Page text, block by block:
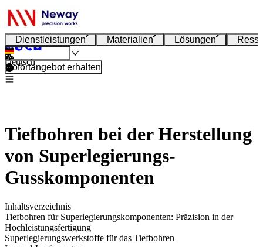
Dienstleistungen Materialien Lösungen
Deutsch
Sofortangebot erhalten
Tiefbohren bei der Herstellung
von Superlegierungs-
Gusskomponenten
Inhaltsverzeichnis
Tiefbohren für Superlegierungskomponenten: Präzision in der
Hochleistungsfertigung
Superlegierungswerkstoffe für das Tiefbohren